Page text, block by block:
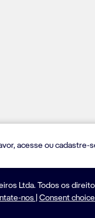
Ltda. Todos os
nos Consent
acesse ou cadastre-